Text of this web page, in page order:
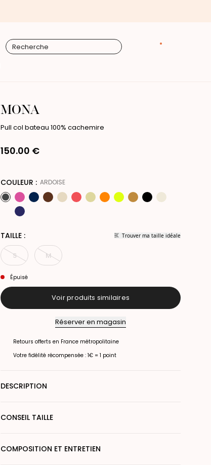
MONA
Pull col bateau 100% cachemire
150.00 €
COULEUR : ARDOISE
TAILLE : Trouver ma taille idéale
S
Épuisé
M
Voir produits similaires
Réserver en magasin
Retours offerts en France métropolitaine
Votre fidélité récompensée : 1€ = 1 point
DESCRIPTION
CONSEIL TAILLE
COMPOSITION ET ENTRETIEN